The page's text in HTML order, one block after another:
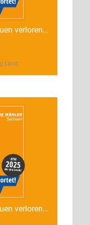
verloren...
Land
verloren...